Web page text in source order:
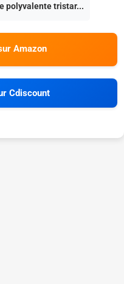
polyvalente tristar...
Amazon
Cdiscount